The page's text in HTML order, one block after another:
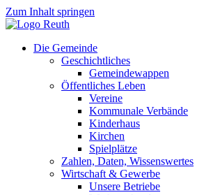
Zum Inhalt springen
Die Gemeinde
Geschichtliches
Gemeindewappen
Öffentliches Leben
Vereine
Kommunale Verbände
Kinderhaus
Kirchen
Spielplätze
Zahlen, Daten, Wissenswertes
Wirtschaft & Gewerbe
Unsere Betriebe